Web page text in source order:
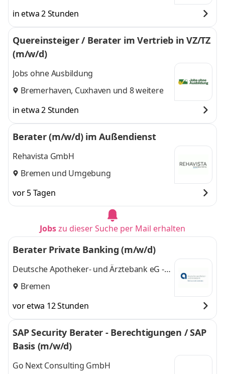
in etwa 2 Stunden
Quereinsteiger / Berater im Vertrieb in VZ/TZ
(m/w/d)
Jobs ohne Ausbildung
Bremerhaven, Cuxhaven und 8 weitere
in etwa 2 Stunden
Berater (m/w/d) im Außendienst
Rehavista GmbH
Bremen und Umgebung
vor 5 Tagen
Jobszu dieser Suche per Mail erhalten
Berater Private Banking (m/w/d)
Deutsche Apotheker- und Ärztebank eG -
apoBank
Bremen
vor etwa 12 Stunden
SAP Security Berater - Berechtigungen / SAP
Basis (m/w/d)
Go Next Consulting GmbH